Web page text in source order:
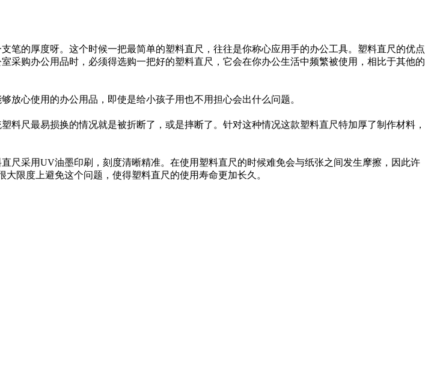
的厚度呀。这个时候一把最简单的塑料直尺，往往是你称心应用手的办公工具。塑料直尺的优点
购办公用品时，必须得选购一把好的塑料直尺，它会在你办公生活中频繁被使用，相比于其他的
放心使用的办公用品，即使是给小孩子用也不用担心会出什么问题。
尺最易损换的情况就是被折断了，或是摔断了。针对这种情况这款塑料直尺特加厚了制作材料，
尺采用UV油墨印刷，刻度清晰精准。在使用塑料直尺的时候难免会与纸张之间发生摩擦，因此许
限度上避免这个问题，使得塑料直尺的使用寿命更加长久。